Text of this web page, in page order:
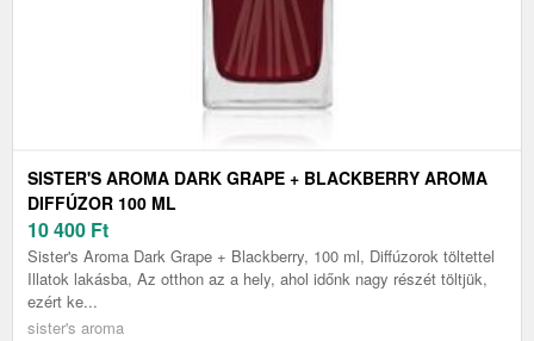
SISTER'S AROMA DARK GRAPE + BLACKBERRY AROMA
DIFFÚZOR 100 ML
10 400 Ft
Sister's Aroma Dark Grape + Blackberry, 100 ml, Diffúzorok töltettel
Illatok lakásba, Az otthon az a hely, ahol időnk nagy részét töltjük,
ezért ke...
sister's aroma